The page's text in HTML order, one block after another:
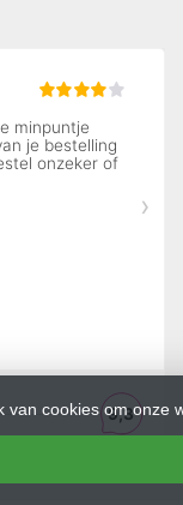
cookies om onze